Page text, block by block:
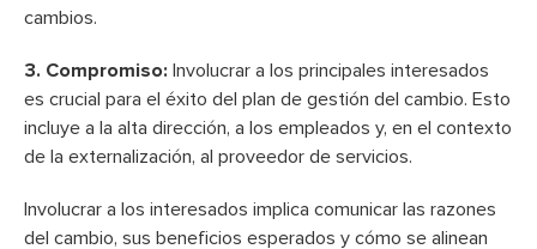
cambios.
3. Compromiso: Involucrar a los principales interesados
es crucial para el éxito del plan de gestión del cambio. Esto
incluye a la alta dirección, a los empleados y, en el contexto
de la externalización, al proveedor de servicios.
Involucrar a los interesados implica comunicar las razones
del cambio, sus beneficios esperados y cómo se alinean